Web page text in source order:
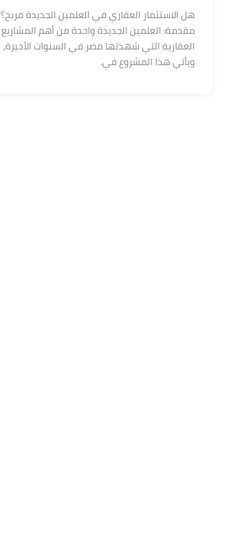
هل الاستثمار العقاري في العلمين الجديدة مربح؟
مقدمة: العلمين الجديدة واحدة من أهم المشاريع
العقارية التي شهدتها مصر في السنوات الأخيرة،
ويأتي هذا المشروع في.